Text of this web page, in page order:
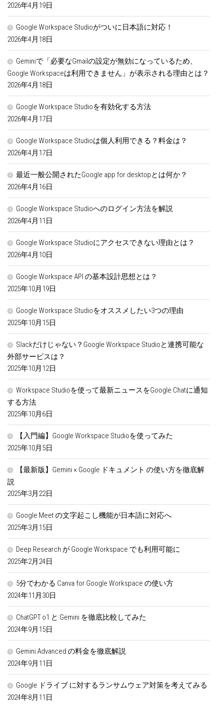
2026年4月19日
Google Workspace Studioがついに日本語に対応！
2026年4月18日
Geminiで「必要なGmailの設定が無効になっているため、
Google Workspaceは利用できません」が表示される理由とは？
2026年4月18日
Google Workspace Studioを有効化する方法
2026年4月17日
Google Workspace Studioは個人利用できる？料金は？
2026年4月17日
最近一般公開されたGoogle app for desktopとは何か？
2026年4月16日
Google Workspace Studioへのログイン方法を解説
2026年4月11日
Google Workspace Studioにアクセスできない理由とは？
2026年4月10日
Google Workspace API の基本設計思想とは？
2025年10月19日
Google Workspace Studioをオススメしたい3つの理由
2025年10月15日
Slackだけじゃない？Google Workspace Studioと連携可能な
外部サービスは？
2025年10月12日
Workspace Studioを使って最新ニュースをGoogle Chatに通知
する方法
2025年10月6日
【入門編】Google Workspace Studioを使ってみた
2025年10月5日
【最新版】Gemini × Google ドキュメント の使い方を徹底解
説
2025年3月22日
Google Meet の文字起こし機能が日本語に対応へ
2025年3月15日
Deep Research が Google Workspace でも利用可能に
2025年2月24日
5分でわかる Canva for Google Workspace の使い方
2024年11月30日
ChatGPT o1 と Gemini を徹底比較してみた
2024年9月15日
Gemini Advanced の料金を徹底解説
2024年9月11日
Google ドライブ に対するランサムウェア対策を考えてみる
2024年8月11日